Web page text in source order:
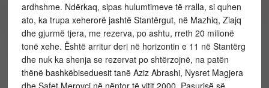
ardhshme. Ndërkaq, sipas hulumtimeve të rralla, si quhen
ato, ka trupa xeherorë jashtë Stantërgut, në Mazhiq, Ziajq
dhe gjurmë tjera, me rezerva, po ashtu, rreth 20 milionë
tonë xehe. Është arritur deri në horizontin e 11 në Stantërg
dhe nuk ka shenja se rezervat po shtërzojnë, na patën
thënë bashkëbiseduesit tanë Aziz Abrashi, Nysret Magjera
dhe Safet Merovci në nëntor të vitit 2000. Pasurisë së